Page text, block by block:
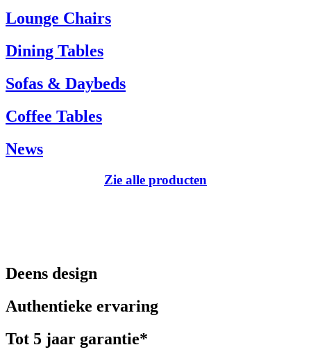
Tel.: +45 66 12 14 04
info@carlhansen.dk
Lounge Chairs
Dining Tables
Sofas & Daybeds
Coffee Tables
News
Zie alle producten
Deens design
Authentieke ervaring
Tot 5 jaar garantie*